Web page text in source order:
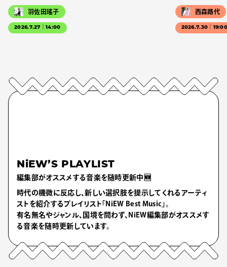
羽佐田瑤子
2026.7.27｜14:00
西森路代
2026.7.30｜
NiEW’S PLAYLIST
編集部がオススメする音楽を随時更新中🆕
時代の機微に反応し、新しい選択肢を提示してくれるアーティ
ストを紹介するプレイリスト「NiEW Best Music」。
有名無名やジャンル、国境を問わず、NiEW編集部がオススメす
る音楽を随時更新しています。